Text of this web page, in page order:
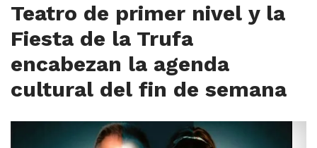
Teatro de primer nivel y la
Fiesta de la Trufa
encabezan la agenda
cultural del fin de semana